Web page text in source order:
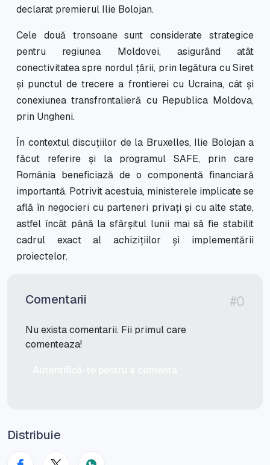
declarat premierul Ilie Bolojan.
Cele două tronsoane sunt considerate strategice
pentru regiunea Moldovei, asigurând atât
conectivitatea spre nordul țării, prin legătura cu Siret
și punctul de trecere a frontierei cu Ucraina, cât și
conexiunea transfrontalieră cu Republica Moldova,
prin Ungheni.
În contextul discuțiilor de la Bruxelles, Ilie Bolojan a
făcut referire și la programul SAFE, prin care
România beneficiază de o componentă financiară
importantă. Potrivit acestuia, ministerele implicate se
află în negocieri cu parteneri privați și cu alte state,
astfel încât până la sfârșitul lunii mai să fie stabilit
cadrul exact al achizițiilor și implementării
proiectelor.
Comentarii #0
Nu exista comentarii. Fii primul care
comenteaza!
Distribuie